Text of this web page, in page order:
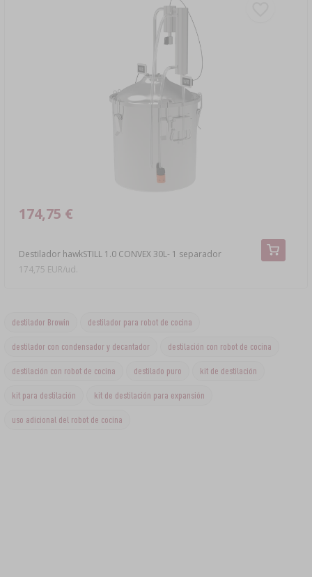
Destilador hawkSTILL 1.0 CONVEX 30L- 1 separador
174,75 €
174,75 EUR/ud.
destilador Browin destilador para robot de cocina
destilador con condensador y decantador destilación con robot de cocina
destilación con robot de cocina destilado puro kit de destilación
kit para destilación kit de destilación para expansión
uso adicional del robot de cocina